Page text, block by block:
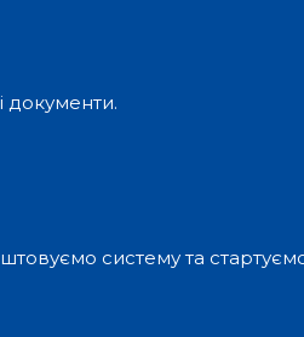
документи.
систему та